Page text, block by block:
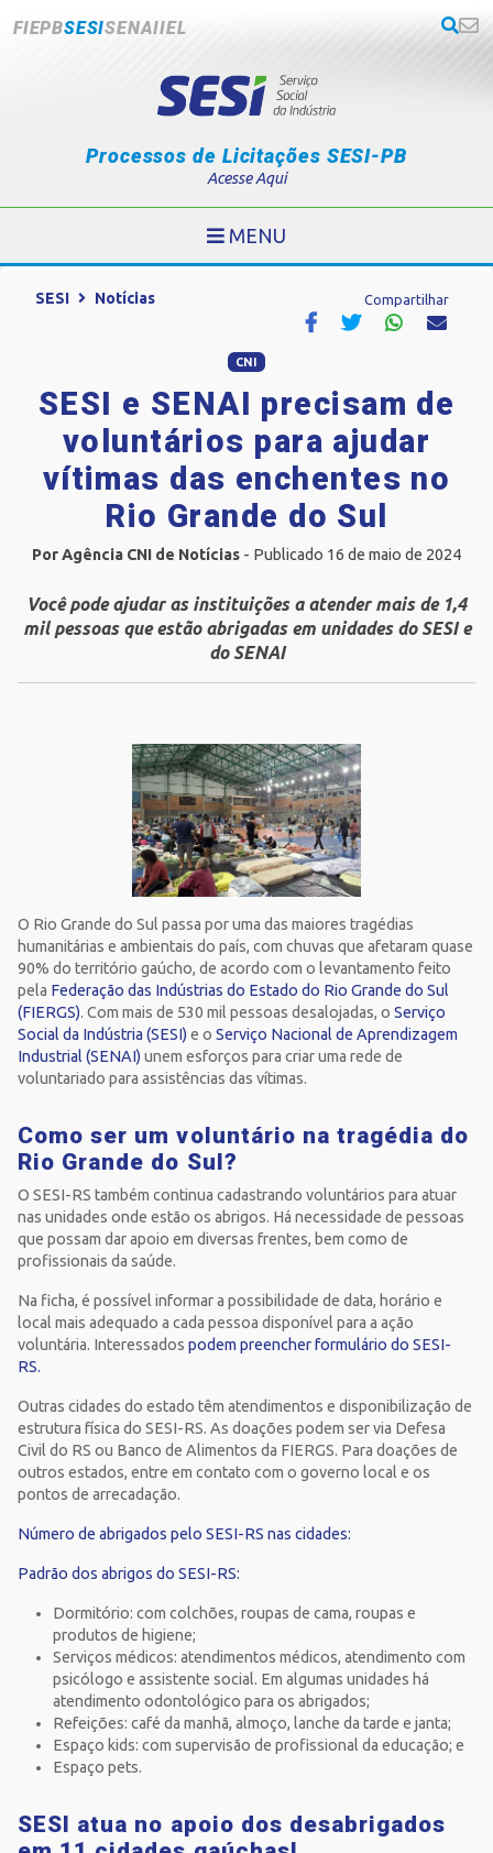
FIEPBSESISENAIIEL
Processos de Licitações SESI-PB
Acesse Aqui
MENU
SESI Notícias Compartilhar
CNI
SESI e SENAI precisam de
voluntários para ajudar
vítimas das enchentes no
Rio Grande do Sul
Por Agência CNI de Notícias - Publicado 16 de maio de 2024
Você pode ajudar as instituições a atender mais de 1,4
mil pessoas que estão abrigadas em unidades do SESI e
do SENAI
O Rio Grande do Sul passa por uma das maiores tragédias
humanitárias e ambientais do país, com chuvas que afetaram quase
90% do território gaúcho, de acordo com o levantamento feito
pela Federação das Indústrias do Estado do Rio Grande do Sul
(FIERGS). Com mais de 530 mil pessoas desalojadas, o Serviço
Social da Indústria (SESI) e o Serviço Nacional de Aprendizagem
Industrial (SENAI) unem esforços para criar uma rede de
voluntariado para assistências das vítimas.
Como ser um voluntário na tragédia do
Rio Grande do Sul?
O SESI-RS também continua cadastrando voluntários para atuar
nas unidades onde estão os abrigos. Há necessidade de pessoas
que possam dar apoio em diversas frentes, bem como de
profissionais da saúde.
Na ficha, é possível informar a possibilidade de data, horário e
local mais adequado a cada pessoa disponível para a ação
voluntária. Interessados podem preencher formulário do SESI-
RS.
Outras cidades do estado têm atendimentos e disponibilização de
estrutura física do SESI-RS. As doações podem ser via Defesa
Civil do RS ou Banco de Alimentos da FIERGS. Para doações de
outros estados, entre em contato com o governo local e os
pontos de arrecadação.
Número de abrigados pelo SESI-RS nas cidades:
Padrão dos abrigos do SESI-RS:
Dormitório: com colchões, roupas de cama, roupas e
produtos de higiene;
Serviços médicos: atendimentos médicos, atendimento com
psicólogo e assistente social. Em algumas unidades há
atendimento odontológico para os abrigados;
Refeições: café da manhã, almoço, lanche da tarde e janta;
Espaço kids: com supervisão de profissional da educação; e
Espaço pets.
SESI atua no apoio dos desabrigados